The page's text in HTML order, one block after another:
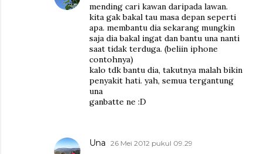
mending cari kawan daripada lawan.
kita gak bakal tau masa depan seperti
apa. membantu dia sekarang mungkin
saja dia bakal ingat dan bantu una nanti
saat tidak terduga. (beliin iphone
contohnya)
kalo tdk bantu dia, takutnya malah bikin
penyakit hati. yah, semua tergantung
una
ganbatte ne :D
Una 26 Mei 2012 pukul 09.29